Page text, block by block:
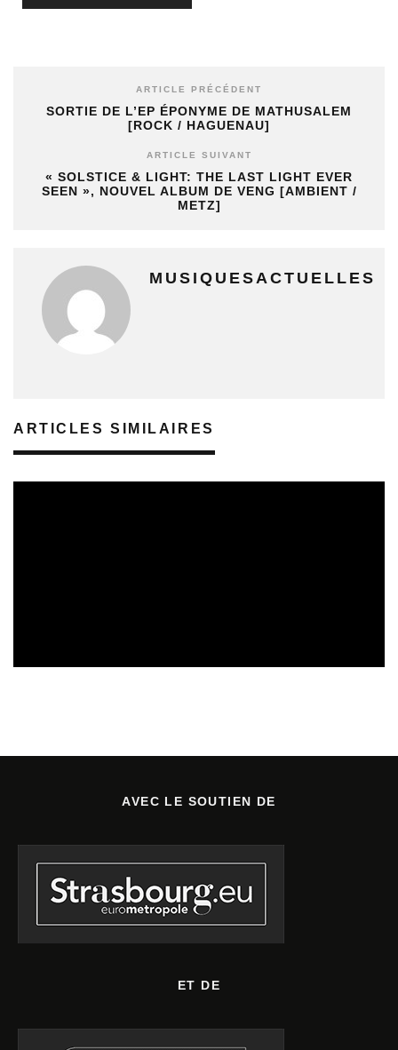
ARTICLE PRÉCÉDENT
SORTIE DE L’EP ÉPONYME DE MATHUSALEM
[ROCK / HAGUENAU]
ARTICLE SUIVANT
« SOLSTICE & LIGHT: THE LAST LIGHT EVER
SEEN », NOUVEL ALBUM DE VENG [AMBIENT /
METZ]
MUSIQUESACTUELLES
ARTICLES SIMILAIRES
AVEC LE SOUTIEN DE
ET DE